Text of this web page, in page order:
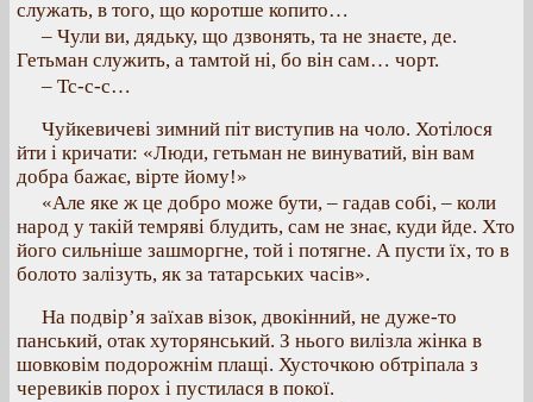
служать, в того, що коротше копито…
– Чули ви, дядьку, що дзвонять, та не знаєте, де.
Гетьман служить, а тамтой ні, бо він сам… чорт.
– Тс-с-с…
Чуйкевичеві зимний піт виступив на чоло. Хотілося
йти і кричати: «Люди, гетьман не винуватий, він вам
добра бажає, вірте йому!»
«Але яке ж це добро може бути, – гадав собі, – коли
народ у такій темряві блудить, сам не знає, куди йде. Хто
його сильніше зашморгне, той і потягне. А пусти їх, то в
болото залізуть, як за татарських часів».
На подвір’я заїхав візок, двокінний, не дуже-то
панський, отак хуторянський. З нього вилізла жінка в
шовковім подорожнім плащі. Хусточкою обтріпала з
черевиків порох і пустилася в покої.